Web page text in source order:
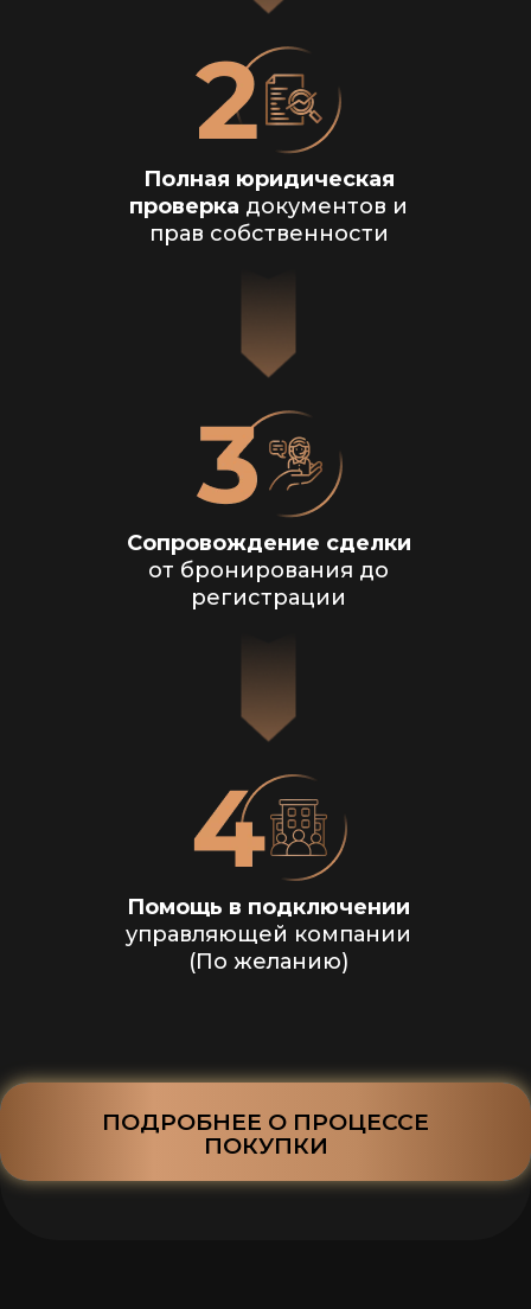
Полная юридическая
проверка документов и
прав собственности
Сопровождение сделки
от бронирования до
регистрации
Помощь в подключении
управляющей компании
(По желанию)
ПОДРОБНЕЕ О ПРОЦЕССЕ
ПОКУПКИ